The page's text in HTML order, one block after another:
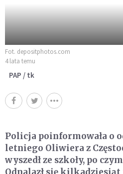
Fot. depositphotos.com
4 lata temu
PAP / tk
Policja poinformowała o
letniego Oliwiera z
wyszedł ze szkoły, po